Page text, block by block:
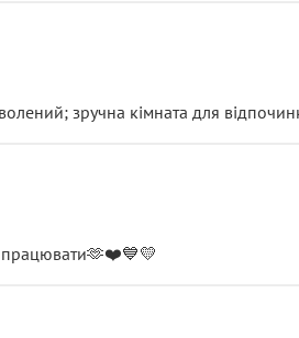
зручна кімната для
працювати🫶❤️💙💛